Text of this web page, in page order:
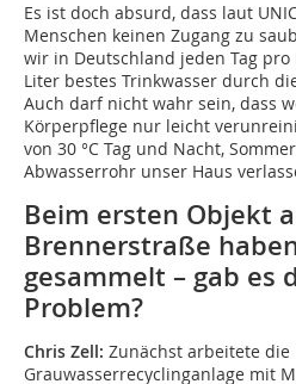
Es ist doch absurd, dass laut
Menschen keinen Zugang zu
wir in Deutschland jeden Tag
Liter bestes Trinkwasser durch
Auch darf nicht wahr sein, dass
Körperpflege nur leicht
von 30 °C Tag und Nacht,
Abwasserrohr unser Haus
Beim ersten Objekt
Brennerstraße
gesammelt – gab es
Problem?
Chris Zell: Zunächst arbeitete die
Grauwasserrecyclinganlage mit